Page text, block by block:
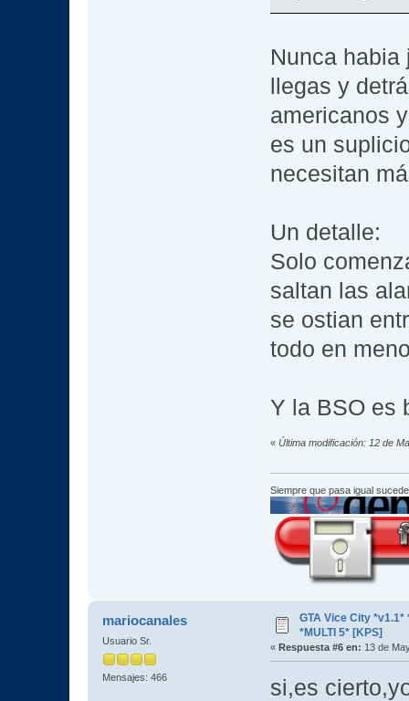
Nunca habia
llegas y
americanos
es un
necesitan
Un detalle:
Solo
saltan las
se ostian
todo en
Y la BSO es
« Última modificación: 12 de
Siempre que pasa igual
mariocanales
Usuario Sr.
Mensajes: 466
GTA Vice City *v1.1*
*MULTI 5* [KPS]
« Respuesta #6 en: 13 de
si,es